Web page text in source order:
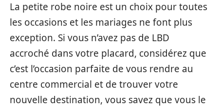
La petite robe noire est un choix pour toutes
les occasions et les mariages ne font plus
exception. Si vous n’avez pas de LBD
accroché dans votre placard, considérez que
c’est l’occasion parfaite de vous rendre au
centre commercial et de trouver votre
nouvelle destination, vous savez que vous le